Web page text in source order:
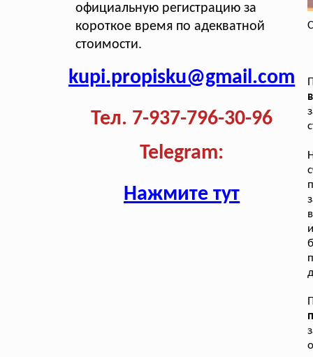
официальную регистрацию за
короткое время по адекватной
стоимости.
kupi.propisku@gmail.com
Тел. 7-937-796-30-96
Telegram:
Нажмите тут